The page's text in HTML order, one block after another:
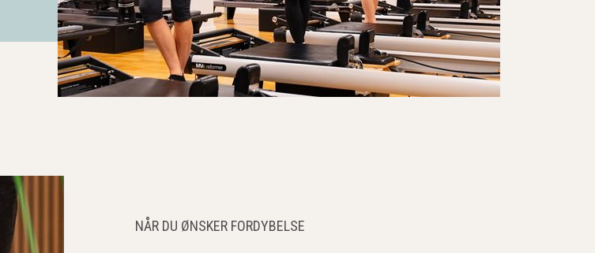
NÅR DU ØNSKER FORDYBELSE